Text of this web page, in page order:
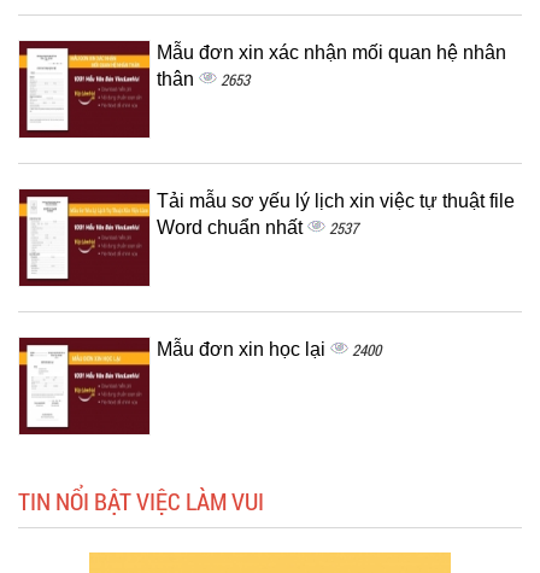
Mẫu đơn xin xác nhận mối quan hệ nhân
thân
2653
Tải mẫu sơ yếu lý lịch xin việc tự thuật file
Word chuẩn nhất
2537
Mẫu đơn xin học lại 2400
TIN NỔI BẬT VIỆC LÀM VUI